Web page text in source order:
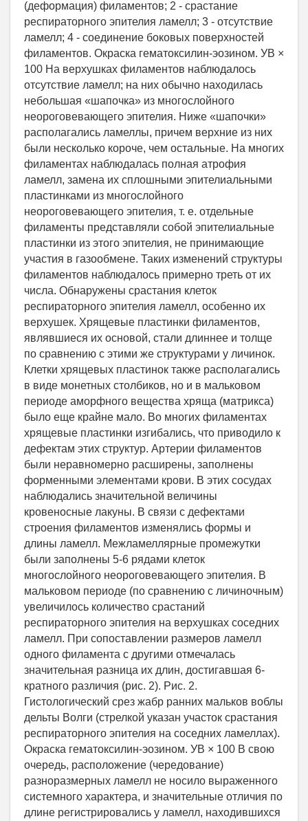
(деформация) филаментов; 2 - срастание
респираторного эпителия ламелл; 3 - отсутствие
ламелл; 4 - соединение боковых поверхностей
филаментов. Окраска гематоксилин-эозином. УВ ×
100 На верхушках филаментов наблюдалось
отсутствие ламелл; на них обычно находилась
небольшая «шапочка» из многослойного
неороговевающего эпителия. Ниже «шапочки»
располагались ламеллы, причем верхние из них
были несколько короче, чем остальные. На многих
филаментах наблюдалась полная атрофия
ламелл, замена их сплошными эпителиальными
пластинками из многослойного
неороговевающего эпителия, т. е. отдельные
филаменты представляли собой эпителиальные
пластинки из этого эпителия, не принимающие
участия в газообмене. Таких изменений структуры
филаментов наблюдалось примерно треть от их
числа. Обнаружены срастания клеток
респираторного эпителия ламелл, особенно их
верхушек. Хрящевые пластинки филаментов,
являвшиеся их основой, стали длиннее и толще
по сравнению с этими же структурами у личинок.
Клетки хрящевых пластинок также располагались
в виде монетных столбиков, но и в мальковом
периоде аморфного вещества хряща (матрикса)
было еще крайне мало. Во многих филаментах
хрящевые пластинки изгибались, что приводило к
дефектам этих структур. Артерии филаментов
были неравномерно расширены, заполнены
форменными элементами крови. В этих сосудах
наблюдались значительной величины
кровеносные лакуны. В связи с дефектами
строения филаментов изменялись формы и
длины ламелл. Межламеллярные промежутки
были заполнены 5-6 рядами клеток
многослойного неороговевающего эпителия. В
мальковом периоде (по сравнению с личиночным)
увеличилось количество срастаний
респираторного эпителия на верхушках соседних
ламелл. При сопоставлении размеров ламелл
одного филамента с другими отмечалась
значительная разница их длин, достигавшая 6-
кратного различия (рис. 2). Рис. 2.
Гистологический срез жабр ранних мальков воблы
дельты Волги (стрелкой указан участок срастания
респираторного эпителия на соседних ламеллах).
Окраска гематоксилин-эозином. УВ × 100 В свою
очередь, расположение (чередование)
разноразмерных ламелл не носило выраженного
системного характера, и значительные отличия по
длине регистрировались у ламелл, находившихся